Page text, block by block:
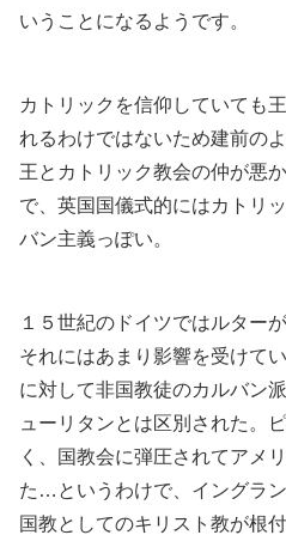
いうことになるようです。
カトリックを信仰していても
れるわけではないため建前の
王とカトリック教会の仲が悪
で、英国国儀式的にはカトリ
バン主義っぽい。
１５世紀のドイツではルター
それにはあまり影響を受けて
に対して非国教徒のカルバン
ューリタンとは区別された。
く、国教会に弾圧されてアメ
た…というわけで、イングラ
国教としてのキリスト教が根付